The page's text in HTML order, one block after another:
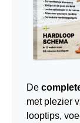
De
met plezier
looptips,